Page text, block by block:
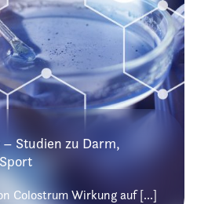
Studien zu Darm,
Colostrum Wirkung auf [...]